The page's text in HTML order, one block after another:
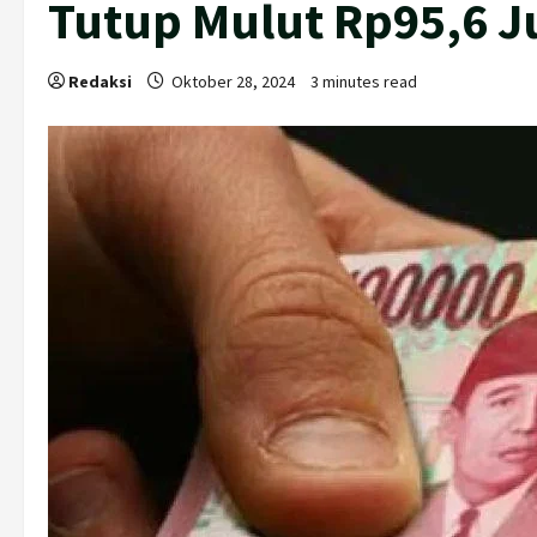
Tutup Mulut Rp95,6
Redaksi Oktober 28, 2024 3 minutes read